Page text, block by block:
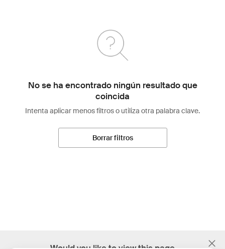
No se ha encontrado ningún resultado que
coincida
Intenta aplicar menos filtros o utiliza otra palabra clave.
Borrar filtros